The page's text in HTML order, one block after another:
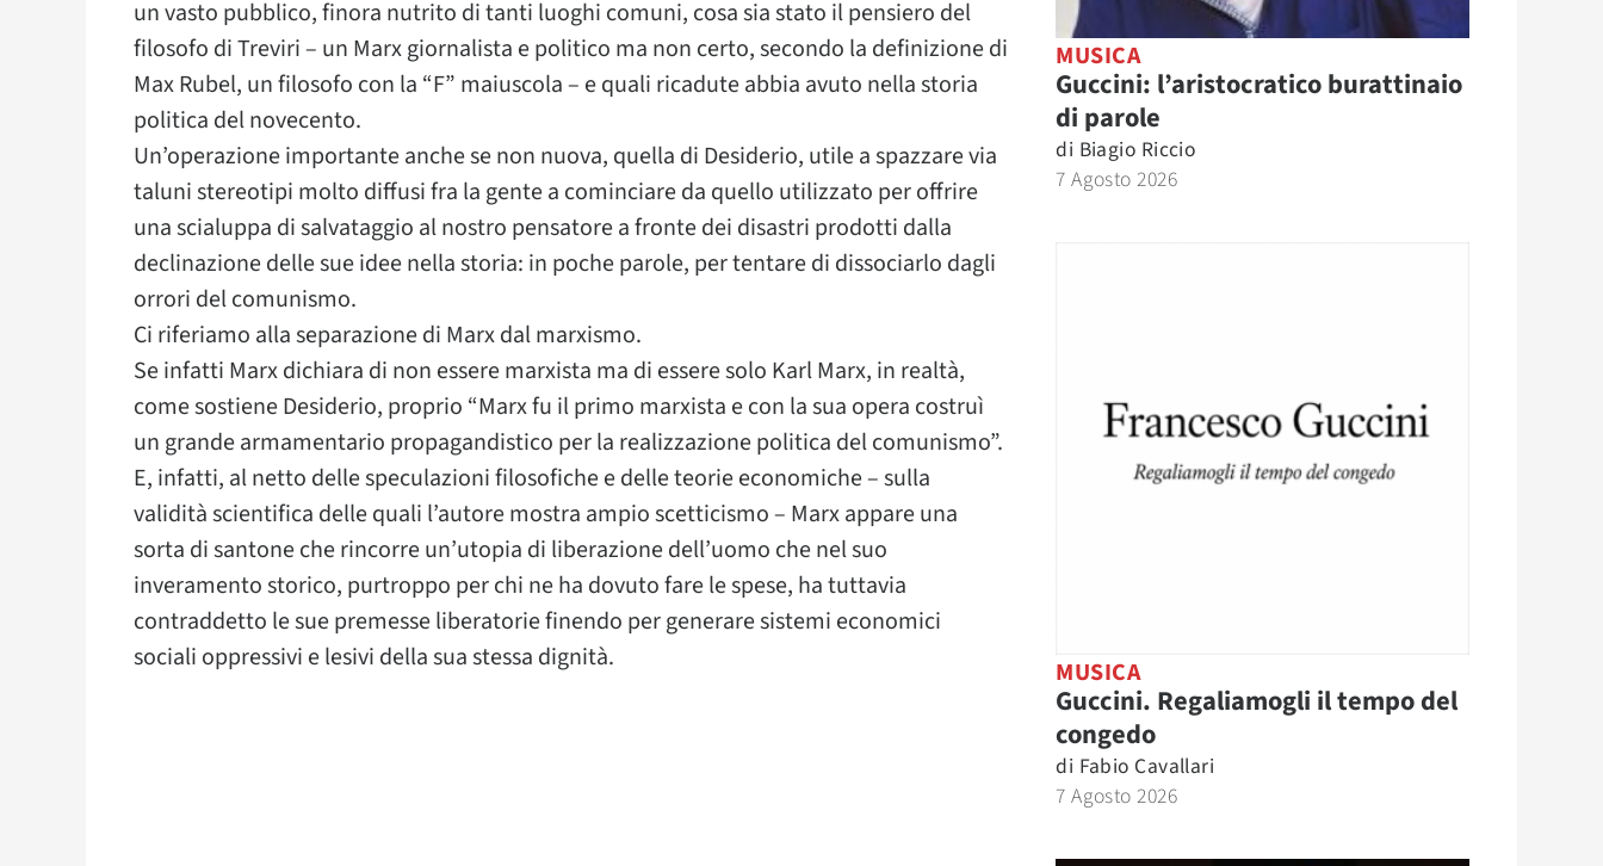
un vasto pubblico, finora nutrito di tanti luoghi comuni, cosa sia stato il pensiero del
filosofo di Treviri – un Marx giornalista e politico ma non certo, secondo la definizione di
Max Rubel, un filosofo con la “F” maiuscola – e quali ricadute abbia avuto nella storia
politica del novecento.
Un’operazione importante anche se non nuova, quella di Desiderio, utile a spazzare via
taluni stereotipi molto diffusi fra la gente a cominciare da quello utilizzato per offrire
una scialuppa di salvataggio al nostro pensatore a fronte dei disastri prodotti dalla
declinazione delle sue idee nella storia: in poche parole, per tentare di dissociarlo dagli
orrori del comunismo.
Ci riferiamo alla separazione di Marx dal marxismo.
Se infatti Marx dichiara di non essere marxista ma di essere solo Karl Marx, in realtà,
come sostiene Desiderio, proprio “Marx fu il primo marxista e con la sua opera costruì
un grande armamentario propagandistico per la realizzazione politica del comunismo”.
E, infatti, al netto delle speculazioni filosofiche e delle teorie economiche – sulla
validità scientifica delle quali l’autore mostra ampio scetticismo – Marx appare una
sorta di santone che rincorre un’utopia di liberazione dell’uomo che nel suo
inveramento storico, purtroppo per chi ne ha dovuto fare le spese, ha tuttavia
contraddetto le sue premesse liberatorie finendo per generare sistemi economici
sociali oppressivi e lesivi della sua stessa dignità.
MUSICA
Guccini: l’aristocratico burattinaio
di parole
di Biagio Riccio
7 Agosto 2026
MUSICA
Guccini. Regaliamogli il tempo del
congedo
di Fabio Cavallari
7 Agosto 2026